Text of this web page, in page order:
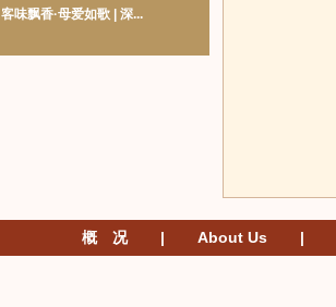
客味飘香·母爱如歌 | 深...
概 况 | About Us |